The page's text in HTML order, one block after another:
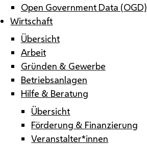
Open Government Data (OGD)
Wirtschaft
Übersicht
Arbeit
Gründen & Gewerbe
Betriebsanlagen
Hilfe & Beratung
Übersicht
Förderung & Finanzierung
Veranstalter*innen